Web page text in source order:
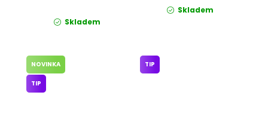
Skladem
Skladem
NOVINKA
TIP
TIP